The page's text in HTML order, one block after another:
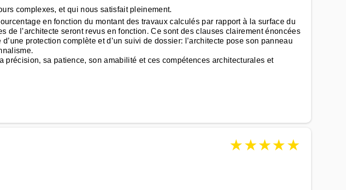
complexes, et qui nous satisfait pleinement.
en fonction du montant des travaux calculés par rapport à la surface du
l’architecte seront revus en fonction. Ce sont des clauses clairement énoncées
protection complète et d’un suivi de dossier: l’architecte pose son panneau
précision, sa patience, son amabilité et ces compétences architecturales et
★★★★★